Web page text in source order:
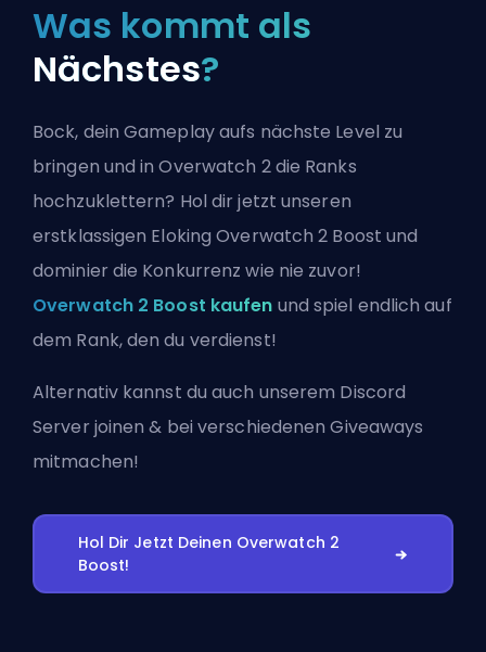
Was kommt als
Nächstes?
Bock, dein Gameplay aufs nächste Level zu
bringen und in Overwatch 2 die Ranks
hochzuklettern? Hol dir jetzt unseren
erstklassigen Eloking Overwatch 2 Boost und
dominier die Konkurrenz wie nie zuvor!
Overwatch 2 Boost kaufen und spiel endlich auf
dem Rank, den du verdienst!
Alternativ kannst du auch unserem Discord
Server joinen & bei verschiedenen Giveaways
mitmachen!
Hol Dir Jetzt Deinen Overwatch 2
Boost!